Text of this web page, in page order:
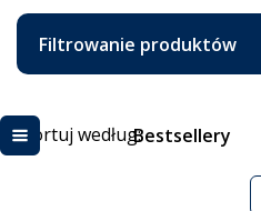
Filtrowanie produktów
Sortuj według:Bestsellery